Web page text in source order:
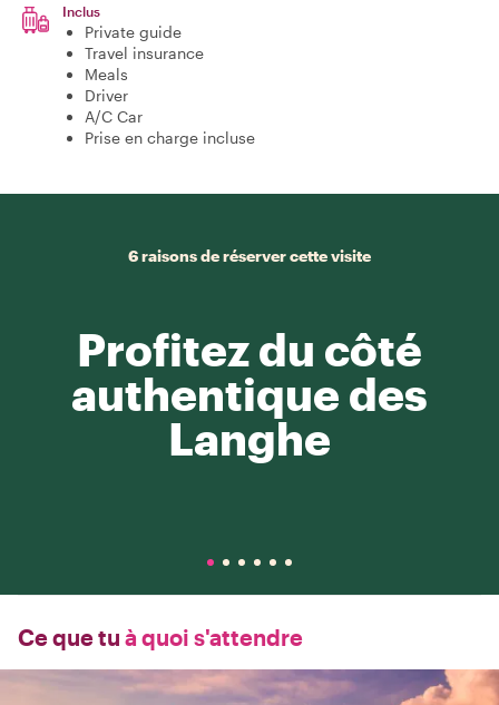
Inclus
Private guide
Travel insurance
Meals
Driver
A/C Car
Prise en charge incluse
6 raisons de réserver cette visite
Profitez du côté
authentique des
Langhe
Ce que tu à quoi s'attendre